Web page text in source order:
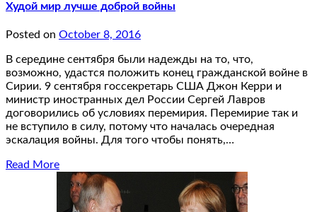
Худой мир лучше доброй войны
Posted on October 8, 2016
В середине сентября были надежды на то, что,
возможно, удастся положить конец гражданской войне в
Сирии. 9 сентября госсекретарь США Джон Керри и
министр иностранных дел России Сергей Лавров
договорились об условиях перемирия. Перемирие так и
не вступило в силу, потому что началась очередная
эскалация войны. Для того чтобы понять,…
Read More